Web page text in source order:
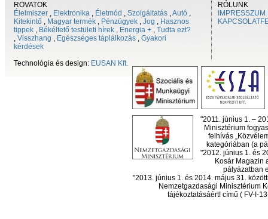
ROVATOK
Élelmiszer , Elektronika , Életmód , Szolgáltatás ,Autó ,
Kitekintő , Magyar termék , Pénzügyek , Jog , Hasznos
tippek , Békéltető testületi hírek , Energia + , Tudta ezt?
, Visszhang , Egészséges táplálkozás , Gyakori
kérdések
Technológia és design: EUSAN Kft.
RÓLUNK
IMPRESSZUM
"2011. június 1. –
Minisztérium
felhívás
kategóriában (a
"2012. június 1. és
Kosár Magazin
pályázatban
"2013. június 1. és 2014. május 31.
Nemzetgazdasági Minisztérium
tájékoztatásáért! című ( FV-I-